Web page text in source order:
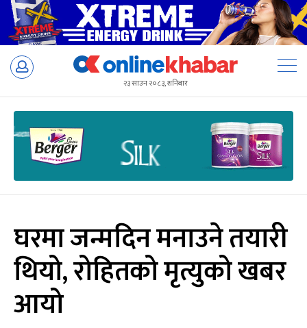
Skip
२३ साउन २०८३, शनिबार
घरमा जन्मदिन मनाउने तयारी
थियो, रोहितको मृत्युको खबर
आयो